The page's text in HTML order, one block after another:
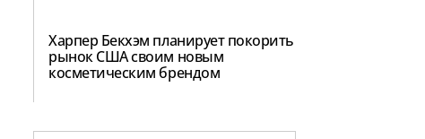
Харпер Бекхэм планирует покорить
рынок США своим новым
косметическим брендом